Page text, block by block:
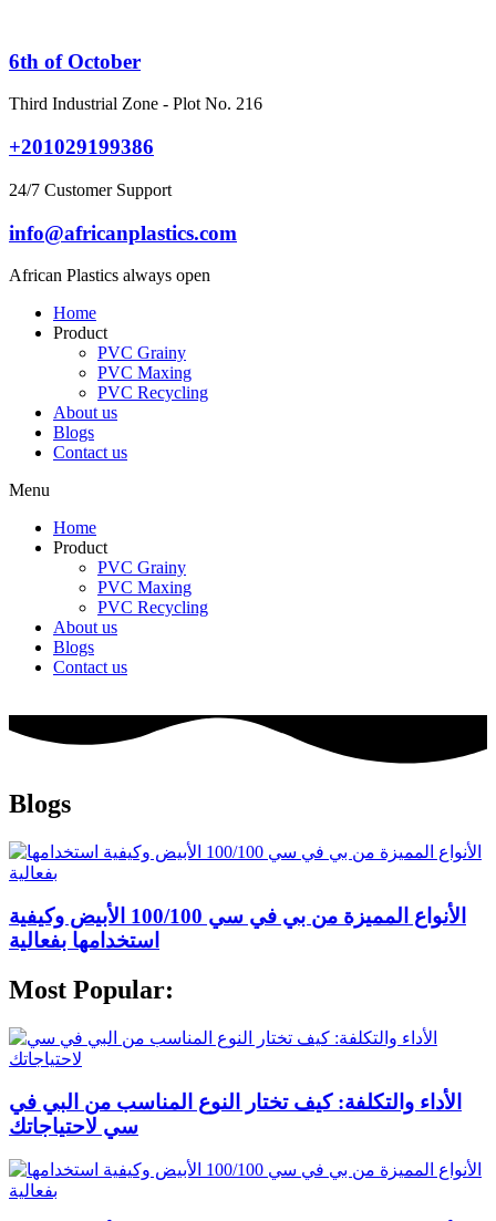
content
6th of October
Third Industrial Zone - Plot No. 216
+201029199386
24/7 Customer Support
info@africanplastics.com
African Plastics always open
Home
Product
PVC Grainy
PVC Maxing
PVC Recycling
About us
Blogs
Contact us
Menu
Home
Product
PVC Grainy
PVC Maxing
PVC Recycling
About us
Blogs
Contact us
Blogs
الأنواع المميزة من بي في سي 100/100 الأبيض وكيفية
استخدامها بفعالية
Most Popular:
الأداء والتكلفة: كيف تختار النوع المناسب من البي في
سي لاحتياجاتك